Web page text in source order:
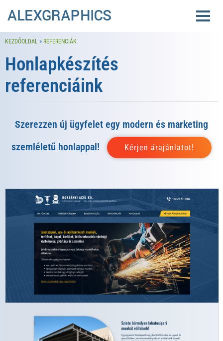
KEZDŐOLDAL » REFERENCIÁK
Honlapkészítés
referenciáink
Szerezzen új ügyfelet egy modern és marketing
szemléletű honlappal!